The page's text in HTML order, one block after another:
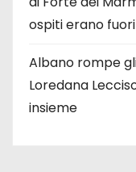
ospiti erano fuori
Albano rompe
Loredana
insieme